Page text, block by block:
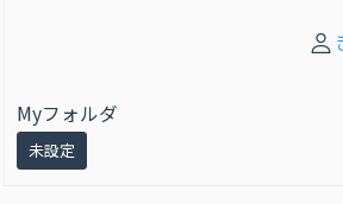
Myフォルダ
未設定